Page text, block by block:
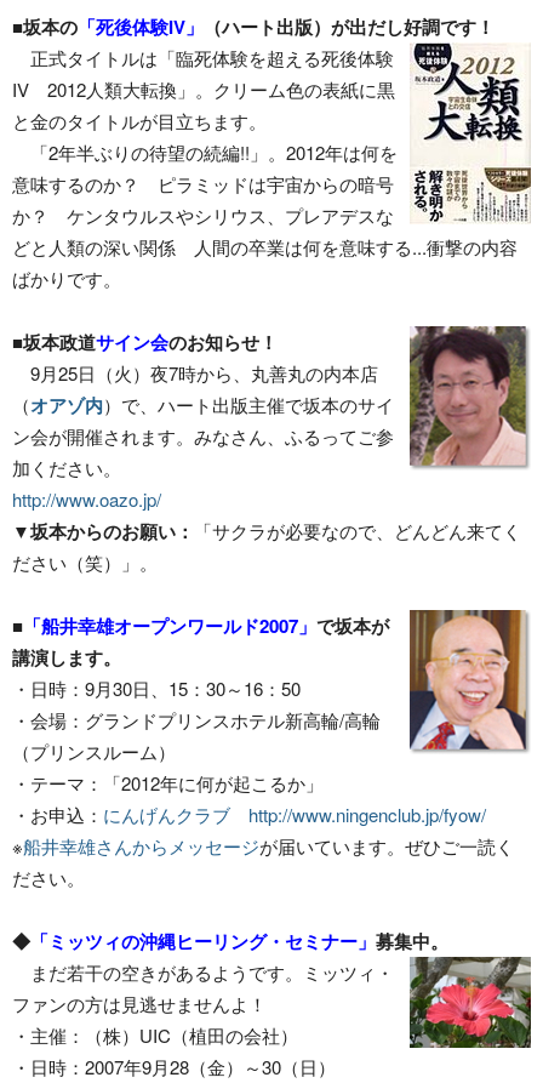
■坂本の 「死後体験IV」 （ハート出版）が出だし好調です！
正式タイトルは「臨死体験を超える死後体験
IV 2012人類大転換」。クリーム色の表紙に黒
と金のタイトルが目立ちます。
「2年半ぶりの待望の続編!!」。2012年は何を
意味するのか？ ピラミッドは宇宙からの暗号
か？ ケンタウルスやシリウス、プレアデスな
どと人類の深い関係 人間の卒業は何を意味する...衝撃の内容
ばかりです。
■坂本政道サイン会のお知らせ！
9月25日（火）夜7時から、丸善丸の内本店
（オアゾ内）で、ハート出版主催で坂本のサイ
ン会が開催されます。みなさん、ふるってご参
加ください。
http://www.oazo.jp/
▼坂本からのお願い：
「サクラが必要なので、どんどん来てく
ださい（笑）」。
■ 「船井幸雄オープンワールド2007」 で坂本が
講演します。
・日時：9月30日、15：30～16：50
・会場：グランドプリンスホテル新高輪/高輪
（プリンスルーム）
・テーマ：「2012年に何が起こるか」
・お申込： にんげんクラブ
http://www.ningenclub.jp/fyow/
※船井幸雄さんからメッセージが届いています。ぜひご一読く
ださい。
◆ 「ミッツィの沖縄ヒーリング・セミナー」 募集中。
まだ若干の空きがあるようです。ミッツィ・
ファンの方は見逃せませんよ！
・主催：（株）UIC（植田の会社）
・日時：2007年9月28（金）～30（日）